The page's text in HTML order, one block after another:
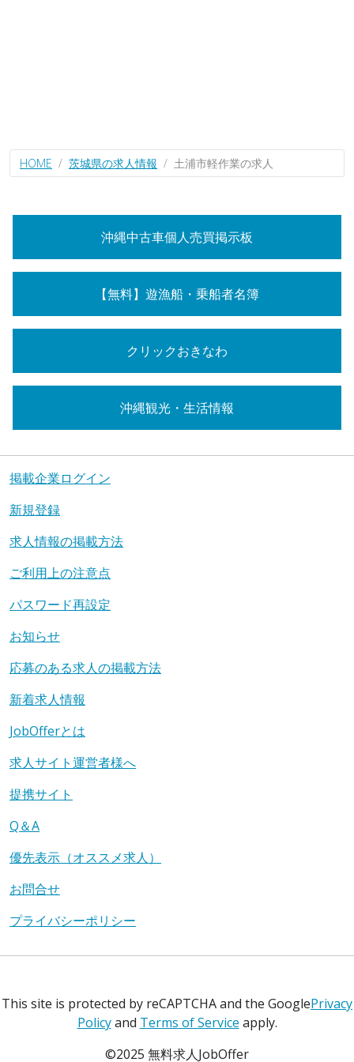
HOME 茨城県の求人情報 土浦市軽作業の求人
沖縄中古車個人売買掲示板
【無料】遊漁船・乗船者名簿
クリックおきなわ
沖縄観光・生活情報
掲載企業ログイン
新規登録
求人情報の掲載方法
ご利用上の注意点
パスワード再設定
お知らせ
応募のある求人の掲載方法
新着求人情報
JobOfferとは
求人サイト運営者様へ
提携サイト
Q＆A
優先表示（オススメ求人）
お問合せ
プライバシーポリシー
This site is protected by reCAPTCHA and the GooglePrivacy
Policyand Terms of Service apply.
©2025 無料求人JobOffer